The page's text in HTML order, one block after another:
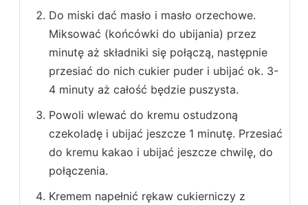
Do miski dać masło i masło orzechowe.
Miksować (końcówki do ubijania) przez
minutę aż składniki się połączą, następnie
przesiać do nich cukier puder i ubijać ok. 3-
4 minuty aż całość będzie puszysta.
Powoli wlewać do kremu ostudzoną
czekoladę i ubijać jeszcze 1 minutę. Przesiać
do kremu kakao i ubijać jeszcze chwilę, do
połączenia.
Kremem napełnić rękaw cukierniczy z